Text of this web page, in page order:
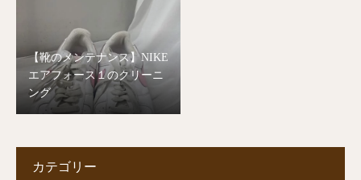
【靴のメンテナンス】NIKE
エアフォース１のクリーニ
ング
カテゴリー